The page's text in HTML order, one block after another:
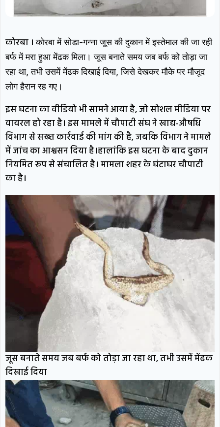
कोरबा ।कोरबा में सोडा-गन्ना जूस की दुकान में इस्तेमाल की जा रही
बर्फ में मरा हुआ मेंढक मिला। जूस बनाते समय जब बर्फ को तोड़ा जा
रहा था, तभी उसमें मेंढक दिखाई दिया, जिसे देखकर मौके पर मौजूद
लोग हैरान रह गए।
इस घटना का वीडियो भी सामने आया है, जो सोशल मीडिया पर
वायरल हो रहा है। इस मामले में चौपाटी संघ ने खाद्य-औषधि
विभाग से सख्त कार्रवाई की मांग की है, जबकि विभाग ने मामले
में जांच का आश्वसन दिया है।हालांकि इस घटना के बाद दुकान
नियमित रूप से संचालित है। मामला शहर के घंटाघर चौपाटी
का है।
जूस बनाते समय जब बर्फ को तोड़ा जा रहा था, तभी उसमें मेंढक
दिखाई दिया